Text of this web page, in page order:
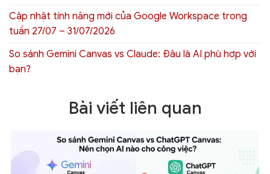
Cập nhật tính năng mới của Google Workspace trong
tuần 27/07 – 31/07/2026
So sánh Gemini Canvas vs Claude: Đâu là AI phù hợp với
bạn?
Bài viết liên quan